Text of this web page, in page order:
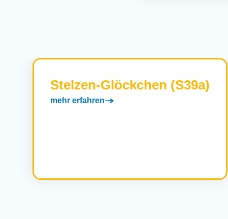
Stelzen-Glöckchen (S39a)
mehr erfahren